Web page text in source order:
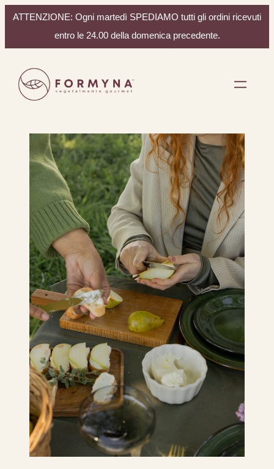
ATTENZIONE: Ogni martedì SPEDIAMO tutti gli ordini ricevuti
entro le 24.00 della domenica precedente.
contenuto